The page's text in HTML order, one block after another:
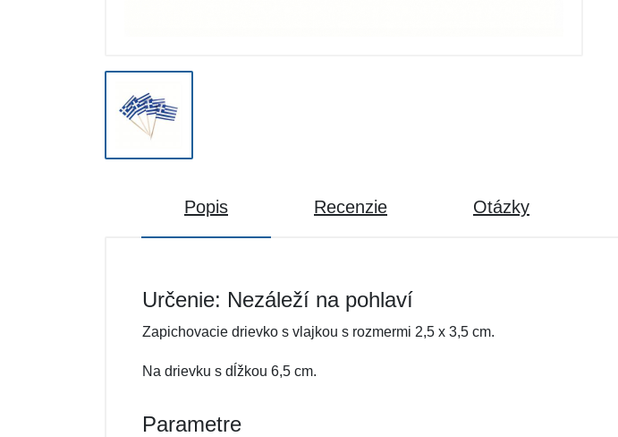
Popis Recenzie Otázky
Určenie: Nezáleží na pohlaví
Zapichovacie drievko s vlajkou s rozmermi 2,5 x 3,5 cm.
Na drievku s dĺžkou 6,5 cm.
Parametre